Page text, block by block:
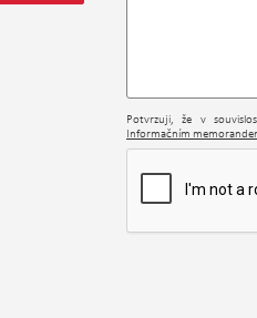
Potvrzuji, že v
Informačním